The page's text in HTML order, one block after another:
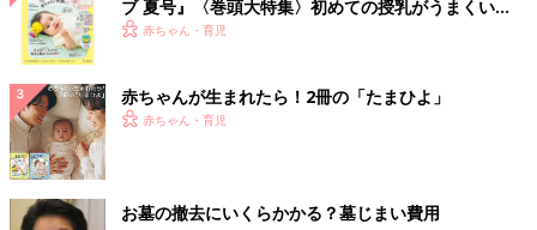
ブ 夏号』〈巻頭大特集〉初めての授乳がうまくい
く！ おっぱい・ミルクの基本と夏のトラブル 解決テ
赤ちゃん・育児
赤ちゃんが生まれたら！2冊の「たまひよ」
赤ちゃん・育児
お墓の撤去にいくらかかる？墓じまい費用